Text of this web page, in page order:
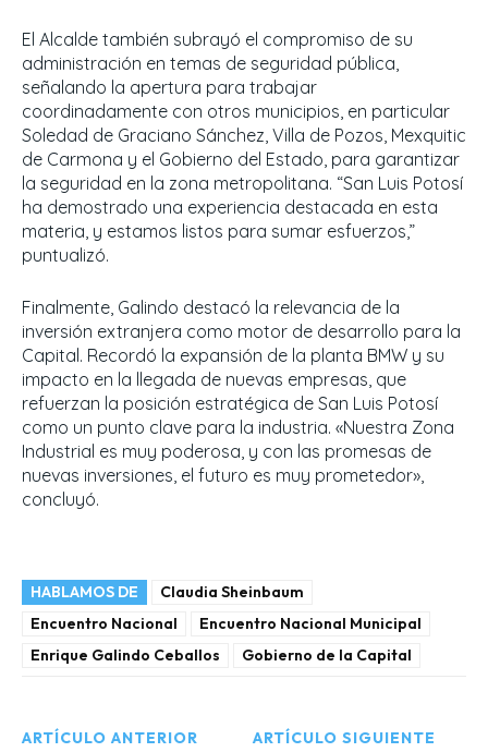
El Alcalde también subrayó el compromiso de su
administración en temas de seguridad pública,
señalando la apertura para trabajar
coordinadamente con otros municipios, en particular
Soledad de Graciano Sánchez, Villa de Pozos, Mexquitic
de Carmona y el Gobierno del Estado, para garantizar
la seguridad en la zona metropolitana. “San Luis Potosí
ha demostrado una experiencia destacada en esta
materia, y estamos listos para sumar esfuerzos,”
puntualizó.
Finalmente, Galindo destacó la relevancia de la
inversión extranjera como motor de desarrollo para la
Capital. Recordó la expansión de la planta BMW y su
impacto en la llegada de nuevas empresas, que
refuerzan la posición estratégica de San Luis Potosí
como un punto clave para la industria. «Nuestra Zona
Industrial es muy poderosa, y con las promesas de
nuevas inversiones, el futuro es muy prometedor»,
concluyó.
HABLAMOS DE
Claudia Sheinbaum
Encuentro Nacional
Encuentro Nacional Municipal
Enrique Galindo Ceballos
Gobierno de la Capital
ARTÍCULO ANTERIOR ARTÍCULO SIGUIENTE